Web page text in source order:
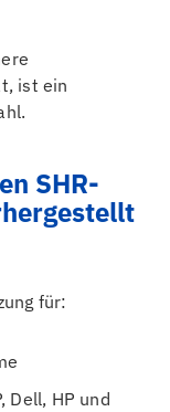
ist ein
SHR-
für:
Dell, HP und